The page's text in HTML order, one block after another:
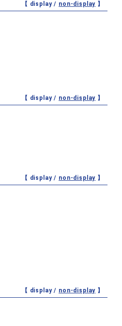
【 display / non-display 】
【 display / non-display 】
【 display / non-display 】
【 display / non-display 】